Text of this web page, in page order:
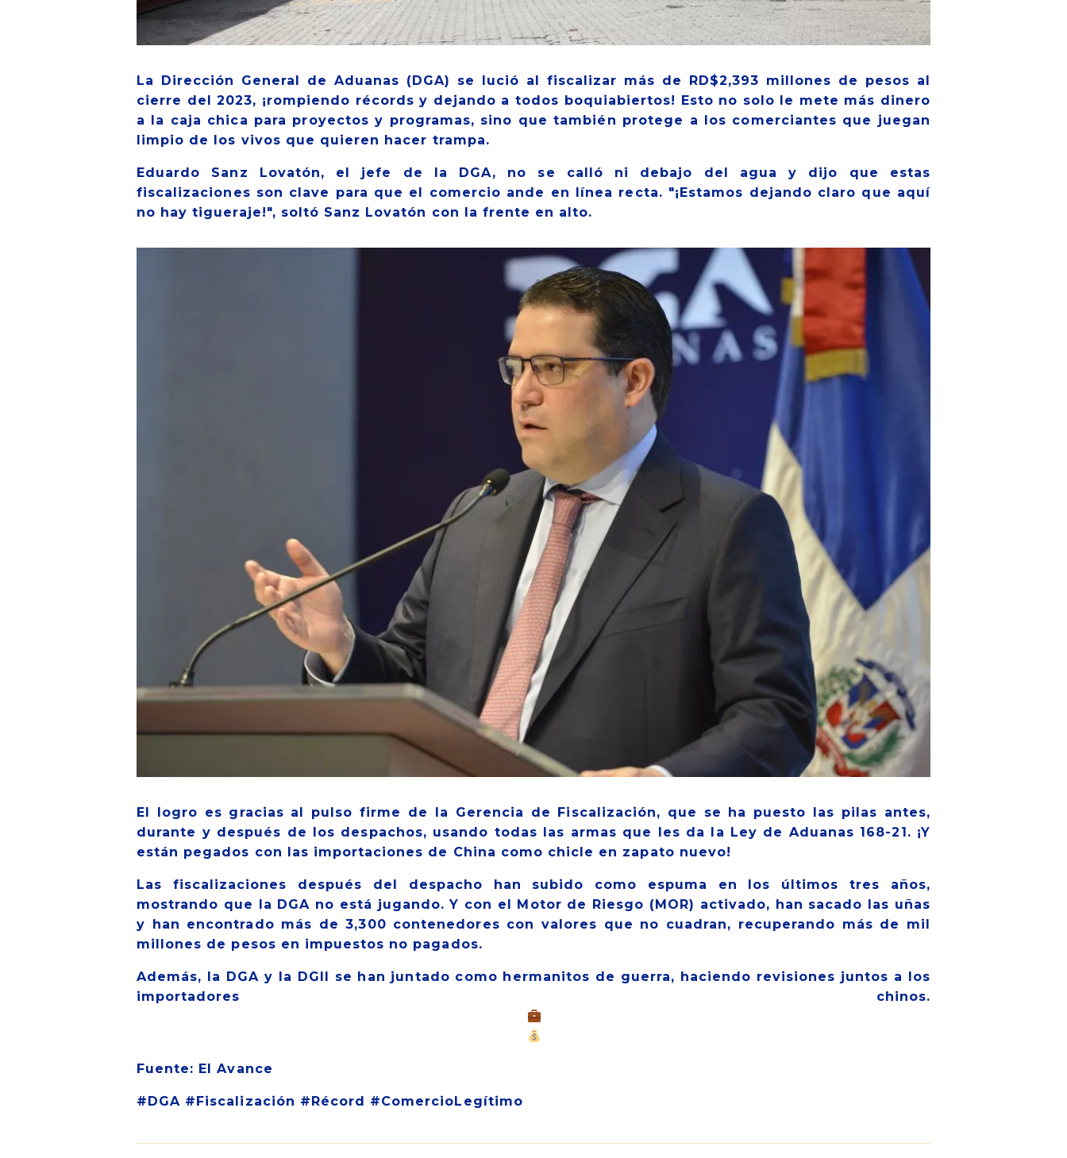
La Dirección General de Aduanas (DGA) se lució al fiscalizar más de RD$2,393 millones de pesos al
cierre del 2023, ¡rompiendo récords y dejando a todos boquiabiertos! Esto no solo le mete más dinero
a la caja chica para proyectos y programas, sino que también protege a los comerciantes que juegan
limpio de los vivos que quieren hacer trampa.
Eduardo Sanz Lovatón, el jefe de la DGA, no se calló ni debajo del agua y dijo que estas
fiscalizaciones son clave para que el comercio ande en línea recta. "¡Estamos dejando claro que aquí
no hay tigueraje!", soltó Sanz Lovatón con la frente en alto.
El logro es gracias al pulso firme de la Gerencia de Fiscalización, que se ha puesto las pilas antes,
durante y después de los despachos, usando todas las armas que les da la Ley de Aduanas 168-21. ¡Y
están pegados con las importaciones de China como chicle en zapato nuevo!
Las fiscalizaciones después del despacho han subido como espuma en los últimos tres años,
mostrando que la DGA no está jugando. Y con el Motor de Riesgo (MOR) activado, han sacado las uñas
y han encontrado más de 3,300 contenedores con valores que no cuadran, recuperando más de mil
millones de pesos en impuestos no pagados.
Además, la DGA y la DGII se han juntado como hermanitos de guerra, haciendo revisiones juntos a los
importadores chinos.
Fuente: El Avance
#DGA #Fiscalización #Récord #ComercioLegítimo